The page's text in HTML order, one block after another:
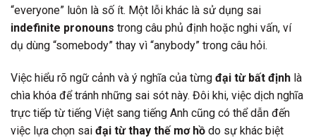
“everyone” luôn là số ít. Một lỗi khác là sử dụng sai
indefinite pronouns trong câu phủ định hoặc nghi vấn, ví
dụ dùng “somebody” thay vì “anybody” trong câu hỏi.
Việc hiểu rõ ngữ cảnh và ý nghĩa của từng đại từ bất định là
chìa khóa để tránh những sai sót này. Đôi khi, việc dịch nghĩa
trực tiếp từ tiếng Việt sang tiếng Anh cũng có thể dẫn đến
việc lựa chọn sai đại từ thay thế mơ hồ do sự khác biệt